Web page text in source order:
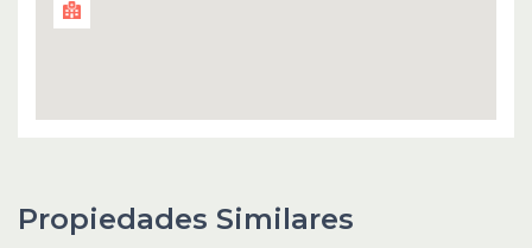
Propiedades Similares